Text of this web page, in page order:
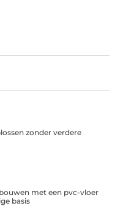
zonder verdere
met een pvc-vloer
basis